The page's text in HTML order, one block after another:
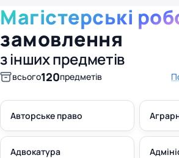
Магістерські
замовлення
з інших предметів
всього120предметів
Авторське право
Адвокатура